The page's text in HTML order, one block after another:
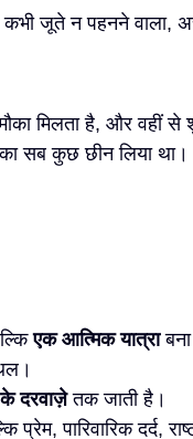
कभी जूते न पहनने वाला,
मिलता है, और वहीं से
कुछ छीन लिया था।
एक आत्मिक यात्राबना
के दरवाज़ेतक जाती है।
पारिवारिक दर्द,